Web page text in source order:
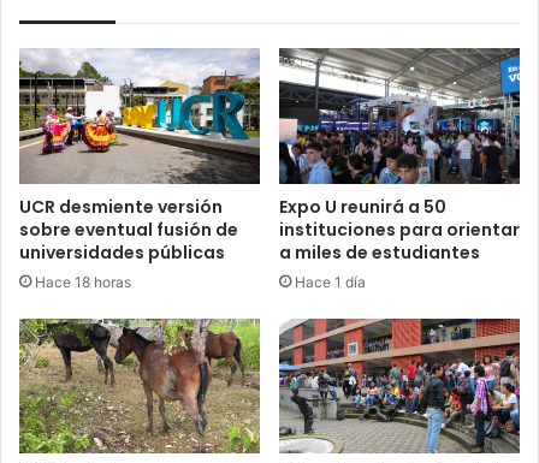
UCR desmiente versión
sobre eventual fusión de
universidades públicas
Hace 18 horas
Expo U reunirá a 50
instituciones para orientar
a miles de estudiantes
Hace 1 día